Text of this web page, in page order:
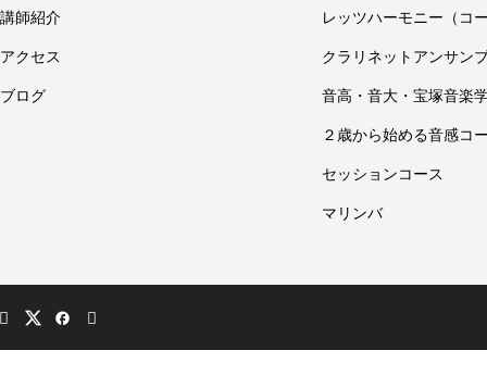
講師紹介
アクセス
ブログ
レッツハーモニー（コ
クラリネットアンサン
音高・音大・宝塚音楽
２歳から始める音感コ
セッションコース
マリンバ